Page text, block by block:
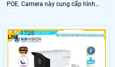
POE. Camera này cung cấp hình
ảnh chất lượng 2K+ cùng với đó là
ban đêm linh hoạt. Ngoài ra camera
KX-AD4112N-A còn được nâng cao
khả năng bảo vệ an ninh với trang
bị tính năng phát hiện người chính
1728